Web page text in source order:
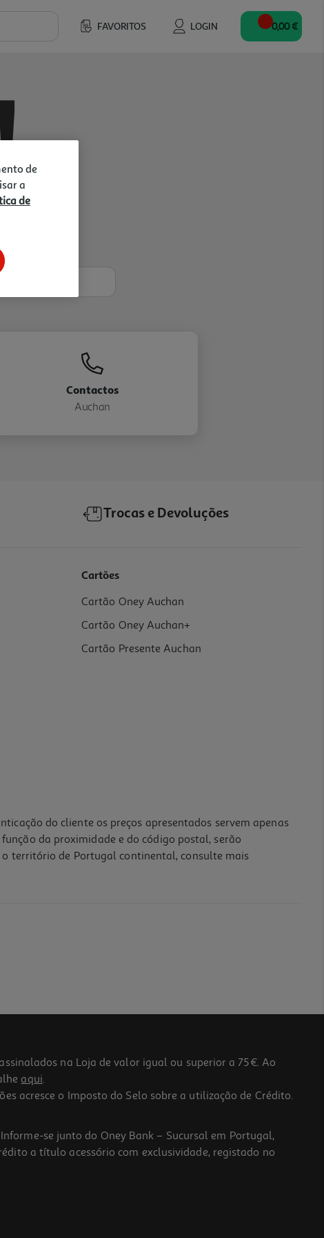
FAVORITOS LOGIN 0,00 €
Contactos
Auchan
Trocas e Devoluções
Cartões
Cartão Oney Auchan
Cartão Oney Auchan+
Cartão Presente Auchan
do cliente os preços apresentados servem apenas
da proximidade e do código postal, serão
o território de Portugal continental, consulte mais
na Loja de valor igual ou superior a 75€. Ao
aqui.
acresce o Imposto do Selo sobre a utilização de Crédito.
se junto do Oney Bank – Sucursal em Portugal,
a título acessório com exclusividade, registado no
de
a
de